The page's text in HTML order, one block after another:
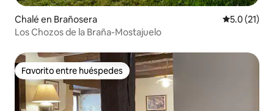
Chalé en Brañosera Calificación
5.0 (21)
Los Chozos de la Braña-Mostajuelo
Favorito entre huéspedes
Favorito entre huéspedes